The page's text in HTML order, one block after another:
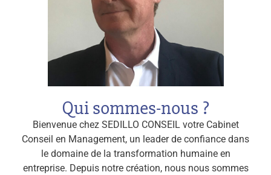
Qui sommes-nous ?
Bienvenue chez SEDILLO CONSEIL votre Cabinet
Conseil en Management, un leader de confiance dans
le domaine de la transformation humaine en
entreprise. Depuis notre création, nous nous sommes